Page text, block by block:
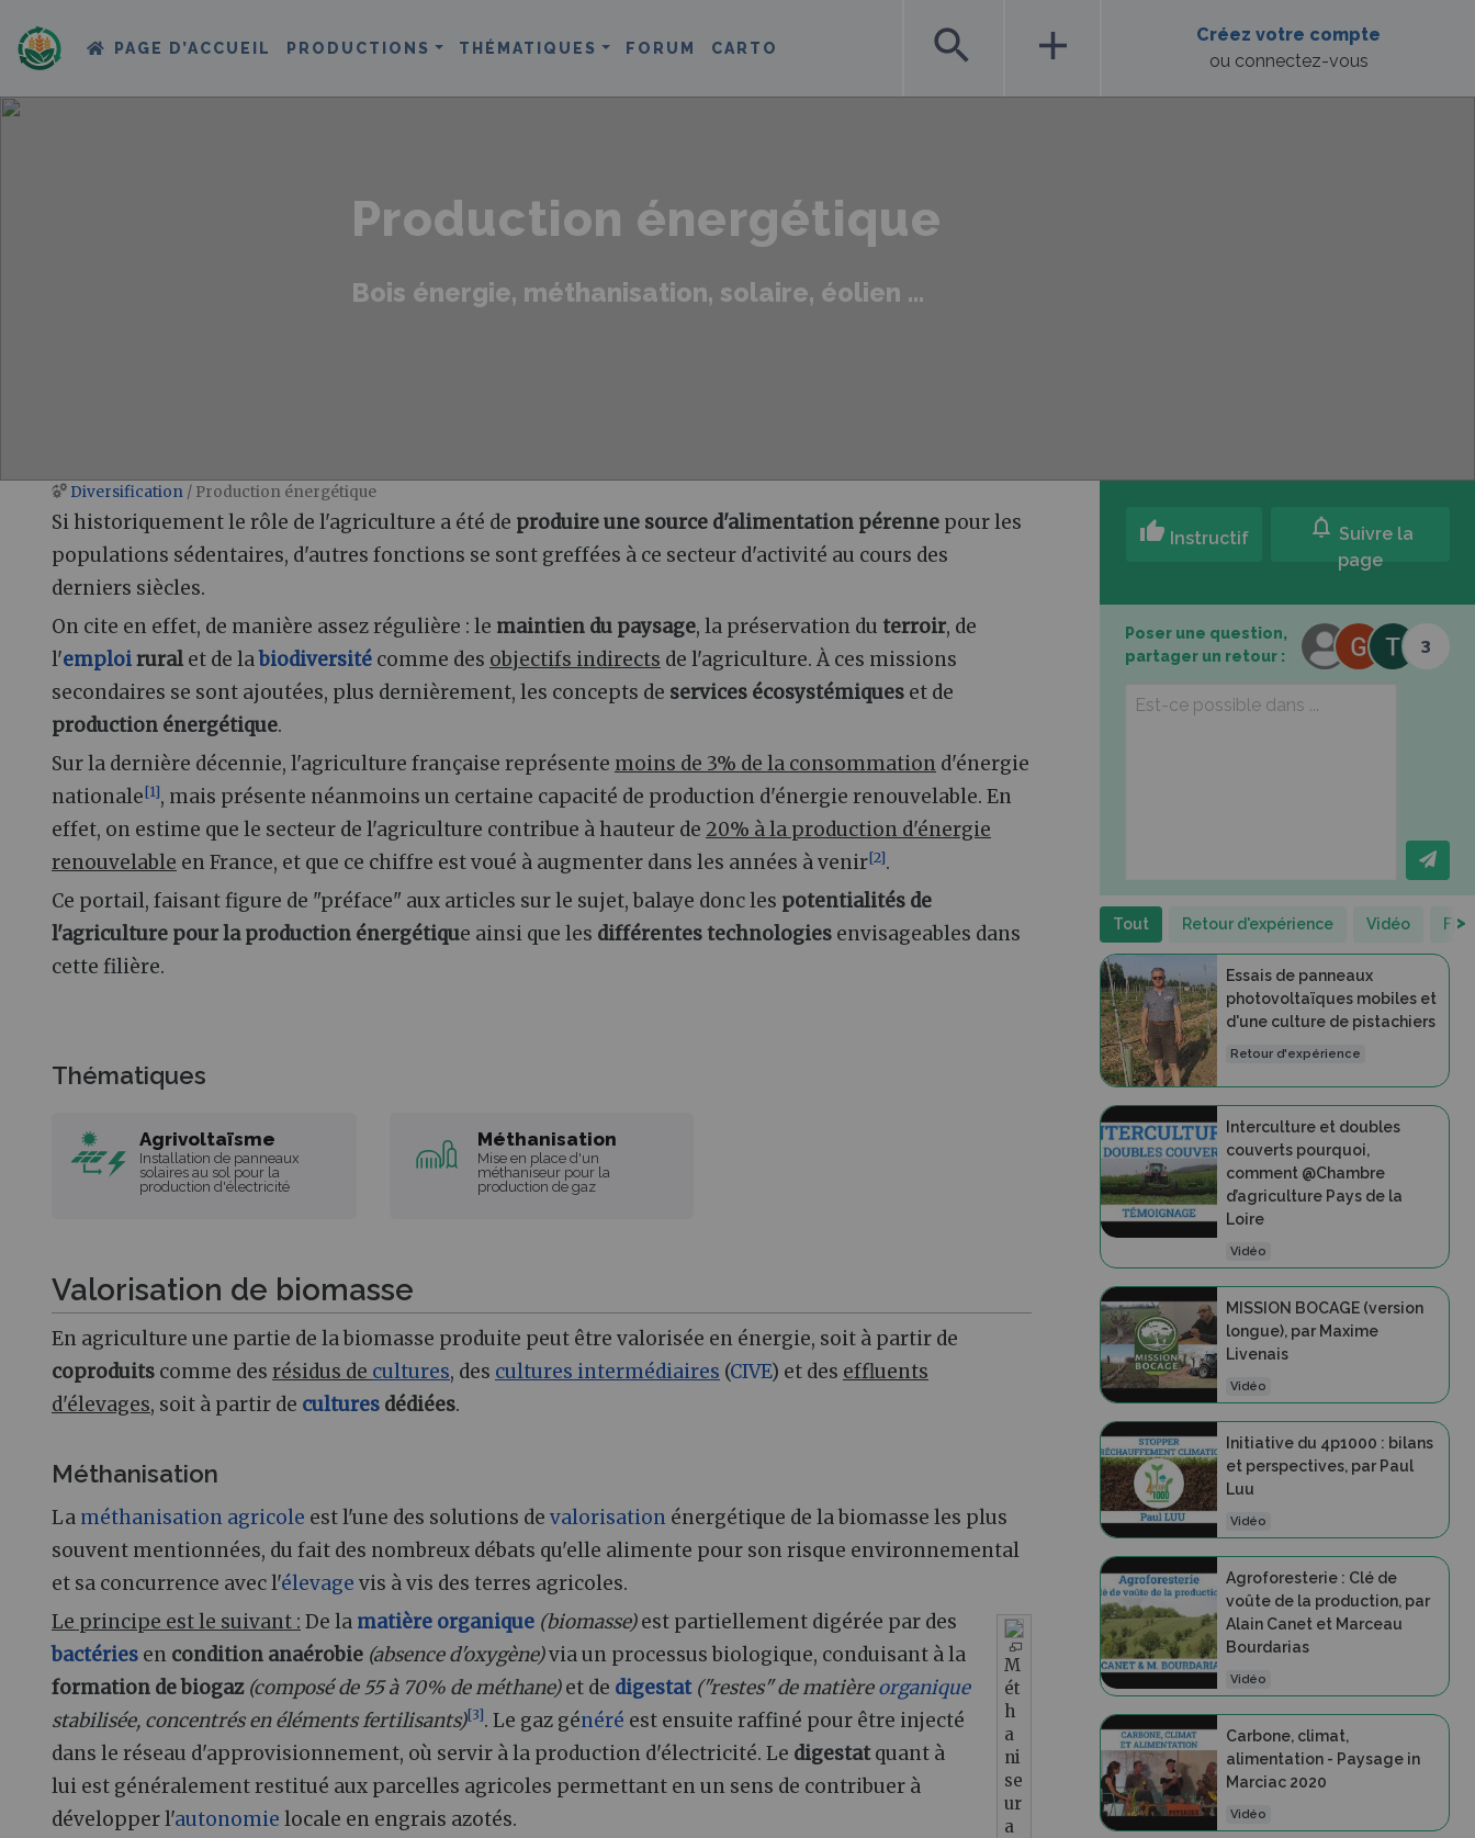
PAGE D’ACCUEIL PRODUCTIONS THÉMATIQUES FORUM CARTO search add
Créez votre compte
ou connectez-vous
Production énergétique
Bois énergie, méthanisation, solaire, éolien …
Aller à :navigation,rechercher
Diversification / Production énergétique
Si historiquement le rôle de l'agriculture a été de produire une source d'alimentation pérenne pour les
populations sédentaires, d'autres fonctions se sont greffées à ce secteur d'activité au cours des
derniers siècles.
On cite en effet, de manière assez régulière : le maintien du paysage, la préservation du terroir, de
l'emploirural et de labiodiversité comme des objectifs indirects de l'agriculture. À ces missions
secondaires se sont ajoutées, plus dernièrement, les concepts de services écosystémiques et de
production énergétique.
Sur la dernière décennie, l'agriculture française représente moins de 3% de la consommation d'énergie
nationale[1], mais présente néanmoins un certaine capacité de production d'énergie renouvelable. En
effet, on estime que le secteur de l'agriculture contribue à hauteur de 20% à la production d'énergie
renouvelable en France, et que ce chiffre est voué à augmenter dans les années à venir[2].
Ce portail, faisant figure de "préface" aux articles sur le sujet, balaye donc les potentialités de
l'agriculture pour la production énergétique ainsi que les différentes technologies envisageables dans
cette filière.
Thématiques
Agrivoltaïsme
Installation de panneaux
solaires au sol pour la
production d'électricité
Méthanisation
Mise en place d'un
méthaniseur pour la
production de gaz
Valorisation de biomasse
En agriculture une partie de la biomasse produite peut être valorisée en énergie, soit à partir de
coproduits comme des résidus de cultures, des cultures intermédiaires (CIVE) et des effluents
d'élevages, soit à partir de cultures dédiées.
Méthanisation
La méthanisation agricole est l'une des solutions de valorisation énergétique de la biomasse les plus
souvent mentionnées, du fait des nombreux débats qu'elle alimente pour son risque environnemental
et sa concurrence avec l'élevage vis à vis des terres agricoles.
M
ét
h
a
ni
se
ur
a
Le principe est le suivant : De la matière organique (biomasse)est partiellement digérée par des
bactéries en condition anaérobie (absence d'oxygène)via un processus biologique, conduisant à la
formation de biogaz (composé de 55 à 70% de méthane)et de digestat ("restes" de matièreorganique
stabilisée, concentrés en éléments fertilisants)[3]. Le gaz généré est ensuite raffiné pour être injecté
dans le réseau d'approvisionnement, où servir à la production d'électricité. Le digestatquant à
lui est généralement restitué aux parcelles agricoles permettant en un sens de contribuer à
développer l'autonomie locale en engrais azotés.
thumb_up Instructif notifications Suivre la
page
Poser une question,
partager un retour :
3
Tout Retour d'expérience Vidéo >
Essais de panneaux
photovoltaïques mobiles et
d'une culture de pistachiers
Retour d'expérience
Interculture et doubles
couverts pourquoi,
comment @Chambre
d’agriculture Pays de la
Loire
Vidéo
MISSION BOCAGE (version
longue), par Maxime
Livenais
Vidéo
Initiative du 4p1000 : bilans
et perspectives, par Paul
Luu
Vidéo
Agroforesterie : Clé de
voûte de la production, par
Alain Canet et Marceau
Bourdarias
Vidéo
Carbone, climat,
alimentation - Paysage in
Marciac 2020
Vidéo